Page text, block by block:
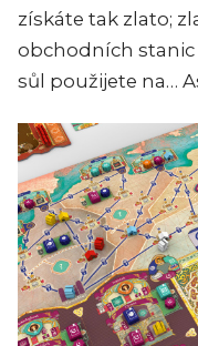
získáte tak zlato;
obchodních stanic
sůl použijete na…